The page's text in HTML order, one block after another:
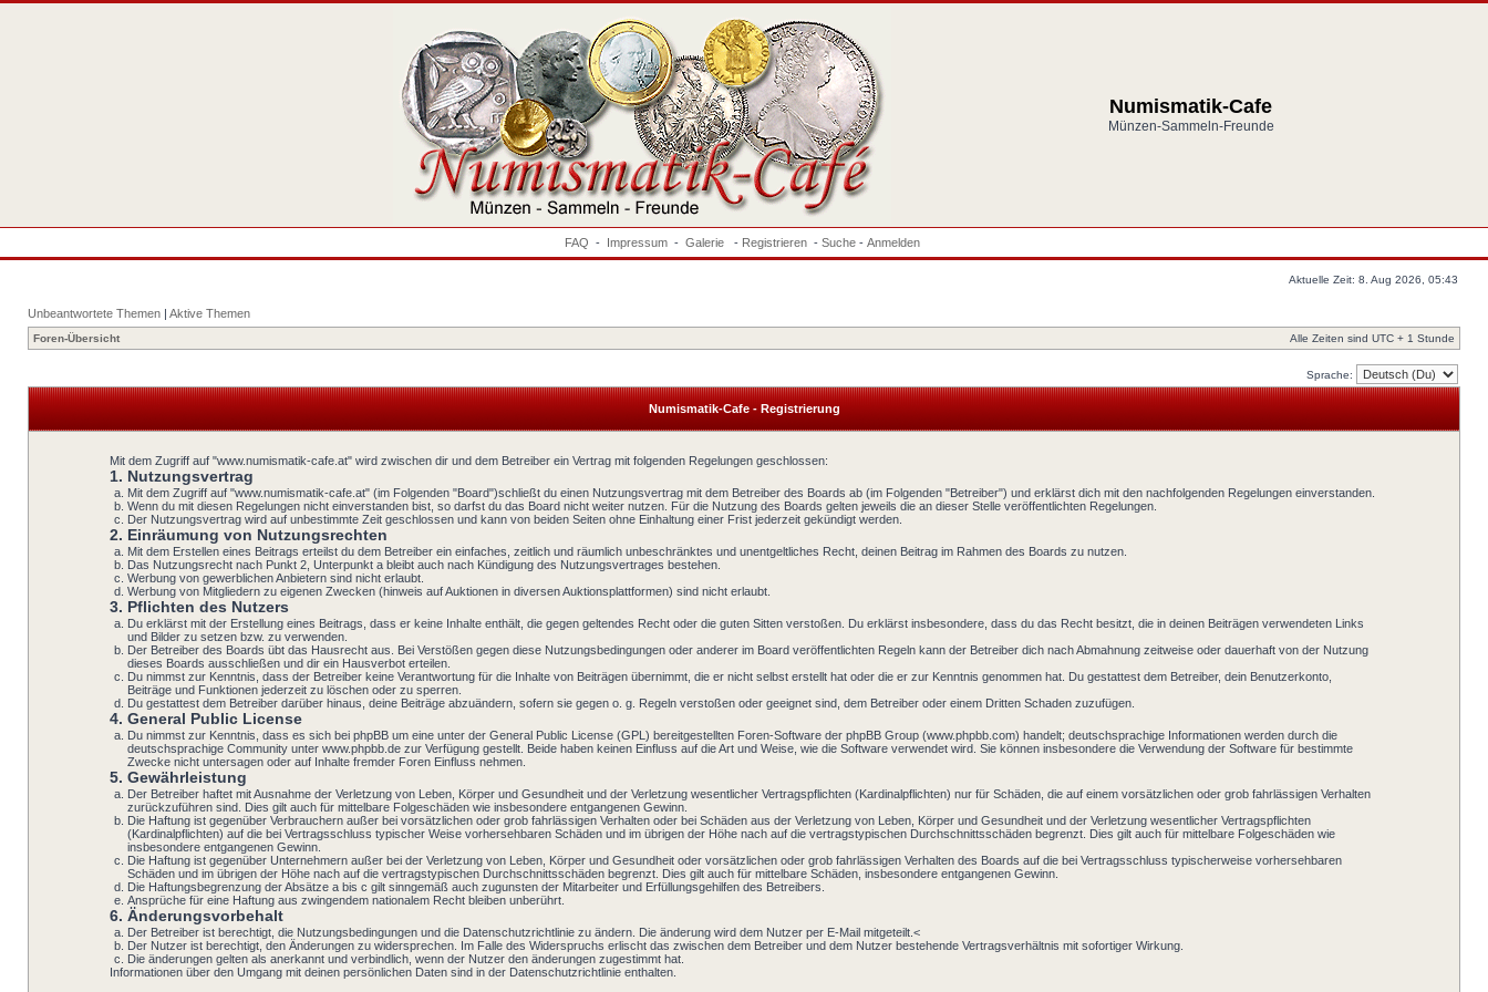
Numismatik-Cafe
Münzen-Sammeln-Freunde
FAQ - Impressum - Galerie - Registrieren - Suche - Anmelden
Aktuelle Zeit: 8. Aug 2026, 05:43
Unbeantwortete Themen | Aktive Themen
Foren-Übersicht Alle Zeiten sind UTC + 1 Stunde
Sprache:
Numismatik-Cafe - Registrierung
Mit dem Zugriff auf "www.numismatik-cafe.at" wird zwischen dir und dem Betreiber ein Vertrag mit folgenden Regelungen geschlossen:
1. Nutzungsvertrag
Mit dem Zugriff auf "www.numismatik-cafe.at" (im Folgenden "Board")schließt du einen Nutzungsvertrag mit dem Betreiber des Boards ab (im Folgenden "Betreiber") und erklärst dich mit den nachfolgenden Regelungen einverstanden.
Wenn du mit diesen Regelungen nicht einverstanden bist, so darfst du das Board nicht weiter nutzen. Für die Nutzung des Boards gelten jeweils die an dieser Stelle veröffentlichten Regelungen.
Der Nutzungsvertrag wird auf unbestimmte Zeit geschlossen und kann von beiden Seiten ohne Einhaltung einer Frist jederzeit gekündigt werden.
2. Einräumung von Nutzungsrechten
Mit dem Erstellen eines Beitrags erteilst du dem Betreiber ein einfaches, zeitlich und räumlich unbeschränktes und unentgeltliches Recht, deinen Beitrag im Rahmen des Boards zu nutzen.
Das Nutzungsrecht nach Punkt 2, Unterpunkt a bleibt auch nach Kündigung des Nutzungsvertrages bestehen.
Werbung von gewerblichen Anbietern sind nicht erlaubt.
Werbung von Mitgliedern zu eigenen Zwecken (hinweis auf Auktionen in diversen Auktionsplattformen) sind nicht erlaubt.
3. Pflichten des Nutzers
Du erklärst mit der Erstellung eines Beitrags, dass er keine Inhalte enthält, die gegen geltendes Recht oder die guten Sitten verstoßen. Du erklärst insbesondere, dass du das Recht besitzt, die in deinen Beiträgen verwendeten Links
und Bilder zu setzen bzw. zu verwenden.
Der Betreiber des Boards übt das Hausrecht aus. Bei Verstößen gegen diese Nutzungsbedingungen oder anderer im Board veröffentlichten Regeln kann der Betreiber dich nach Abmahnung zeitweise oder dauerhaft von der Nutzung
dieses Boards ausschließen und dir ein Hausverbot erteilen.
Du nimmst zur Kenntnis, dass der Betreiber keine Verantwortung für die Inhalte von Beiträgen übernimmt, die er nicht selbst erstellt hat oder die er zur Kenntnis genommen hat. Du gestattest dem Betreiber, dein Benutzerkonto,
Beiträge und Funktionen jederzeit zu löschen oder zu sperren.
Du gestattest dem Betreiber darüber hinaus, deine Beiträge abzuändern, sofern sie gegen o. g. Regeln verstoßen oder geeignet sind, dem Betreiber oder einem Dritten Schaden zuzufügen.
4. General Public License
Du nimmst zur Kenntnis, dass es sich bei phpBB um eine unter der General Public License (GPL) bereitgestellten Foren-Software der phpBB Group (www.phpbb.com) handelt; deutschsprachige Informationen werden durch die
deutschsprachige Community unter www.phpbb.de zur Verfügung gestellt. Beide haben keinen Einfluss auf die Art und Weise, wie die Software verwendet wird. Sie können insbesondere die Verwendung der Software für bestimmte
Zwecke nicht untersagen oder auf Inhalte fremder Foren Einfluss nehmen.
5. Gewährleistung
Der Betreiber haftet mit Ausnahme der Verletzung von Leben, Körper und Gesundheit und der Verletzung wesentlicher Vertragspflichten (Kardinalpflichten) nur für Schäden, die auf einem vorsätzlichen oder grob fahrlässigen Verhalten
zurückzuführen sind. Dies gilt auch für mittelbare Folgeschäden wie insbesondere entgangenen Gewinn.
Die Haftung ist gegenüber Verbrauchern außer bei vorsätzlichen oder grob fahrlässigen Verhalten oder bei Schäden aus der Verletzung von Leben, Körper und Gesundheit und der Verletzung wesentlicher Vertragspflichten
(Kardinalpflichten) auf die bei Vertragsschluss typischer Weise vorhersehbaren Schäden und im übrigen der Höhe nach auf die vertragstypischen Durchschnittsschäden begrenzt. Dies gilt auch für mittelbare Folgeschäden wie
insbesondere entgangenen Gewinn.
Die Haftung ist gegenüber Unternehmern außer bei der Verletzung von Leben, Körper und Gesundheit oder vorsätzlichen oder grob fahrlässigen Verhalten des Boards auf die bei Vertragsschluss typischerweise vorhersehbaren
Schäden und im übrigen der Höhe nach auf die vertragstypischen Durchschnittsschäden begrenzt. Dies gilt auch für mittelbare Schäden, insbesondere entgangenen Gewinn.
Die Haftungsbegrenzung der Absätze a bis c gilt sinngemäß auch zugunsten der Mitarbeiter und Erfüllungsgehilfen des Betreibers.
Ansprüche für eine Haftung aus zwingendem nationalem Recht bleiben unberührt.
6. Änderungsvorbehalt
Der Betreiber ist berechtigt, die Nutzungsbedingungen und die Datenschutzrichtlinie zu ändern. Die änderung wird dem Nutzer per E-Mail mitgeteilt.<
Der Nutzer ist berechtigt, den Änderungen zu widersprechen. Im Falle des Widerspruchs erlischt das zwischen dem Betreiber und dem Nutzer bestehende Vertragsverhältnis mit sofortiger Wirkung.
Die änderungen gelten als anerkannt und verbindlich, wenn der Nutzer den änderungen zugestimmt hat.
Informationen über den Umgang mit deinen persönlichen Daten sind in der Datenschutzrichtlinie enthalten.